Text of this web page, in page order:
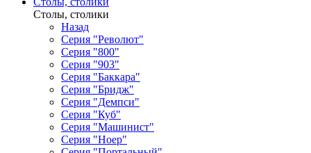
Столы, столики
Назад
Серия "Револют"
Серия "800"
Серия "903"
Серия "Баккара"
Серия "Бридж"
Серия "Демпси"
Серия "Куб"
Серия "Машинист"
Серия "Ноер"